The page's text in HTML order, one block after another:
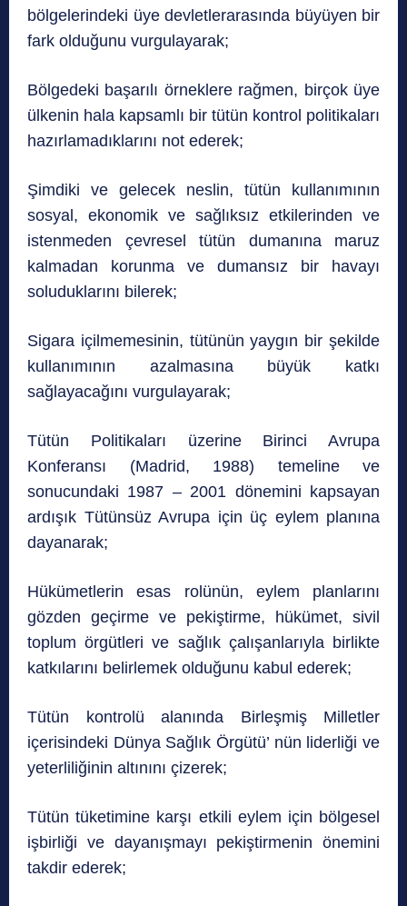
bölgelerindeki üye devletlerarasında büyüyen bir
fark olduğunu vurgulayarak;
Bölgedeki başarılı örneklere rağmen, birçok üye
ülkenin hala kapsamlı bir tütün kontrol politikaları
hazırlamadıklarını not ederek;
Şimdiki ve gelecek neslin, tütün kullanımının
sosyal, ekonomik ve sağlıksız etkilerinden ve
istenmeden çevresel tütün dumanına maruz
kalmadan korunma ve dumansız bir havayı
soluduklarını bilerek;
Sigara içilmemesinin, tütünün yaygın bir şekilde
kullanımının azalmasına büyük katkı
sağlayacağını vurgulayarak;
Tütün Politikaları üzerine Birinci Avrupa
Konferansı (Madrid, 1988) temeline ve
sonucundaki 1987 – 2001 dönemini kapsayan
ardışık Tütünsüz Avrupa için üç eylem planına
dayanarak;
Hükümetlerin esas rolünün, eylem planlarını
gözden geçirme ve pekiştirme, hükümet, sivil
toplum örgütleri ve sağlık çalışanlarıyla birlikte
katkılarını belirlemek olduğunu kabul ederek;
Tütün kontrolü alanında Birleşmiş Milletler
içerisindeki Dünya Sağlık Örgütü’ nün liderliği ve
yeterliliğinin altınını çizerek;
Tütün tüketimine karşı etkili eylem için bölgesel
işbirliği ve dayanışmayı pekiştirmenin önemini
takdir ederek;